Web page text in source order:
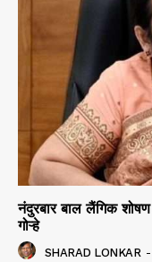
नंदुरबार बाल लैंगिक
गोऱ्हे
SHARAD LONKAR -